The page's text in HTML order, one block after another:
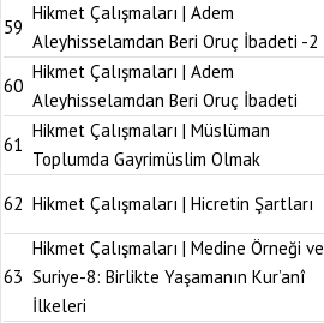
59
Hikmet Çalışmaları | Adem
Aleyhisselamdan Beri Oruç İbadeti -2
60
Hikmet Çalışmaları | Adem
Aleyhisselamdan Beri Oruç İbadeti
61
Hikmet Çalışmaları | Müslüman
Toplumda Gayrimüslim Olmak
62 Hikmet Çalışmaları | Hicretin Şartları
63
Hikmet Çalışmaları | Medine Örneği ve
Suriye-8: Birlikte Yaşamanın Kur’anî
İlkeleri